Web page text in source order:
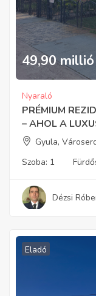
49,90 millió
Nyaraló
PRÉMIUM
– AHOL A
Gyula,
Szoba: 1
Dézsi
Eladó